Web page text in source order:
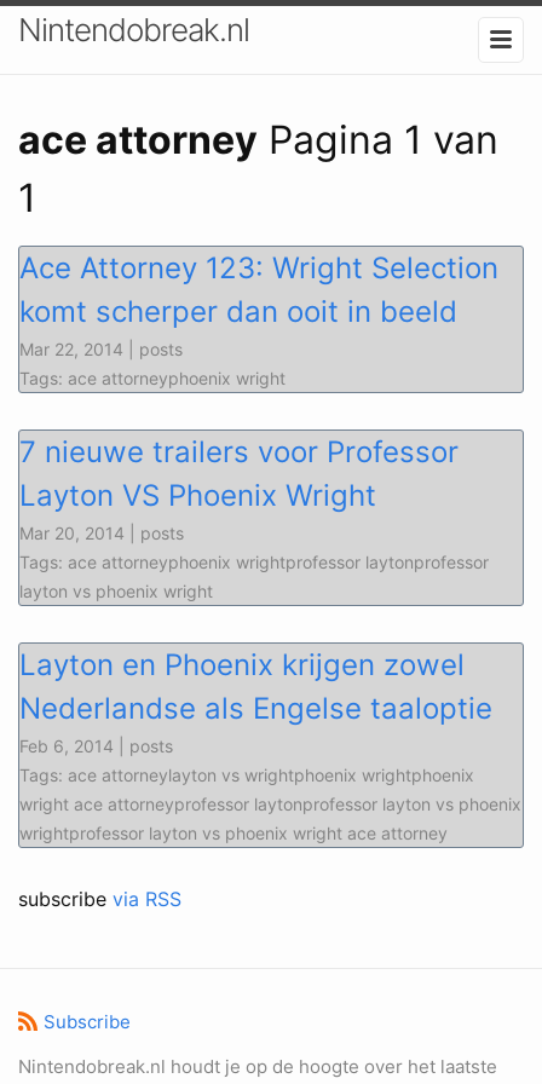
Nintendobreak.nl
ace attorney Pagina 1 van
1
Ace Attorney 123: Wright Selection
komt scherper dan ooit in beeld
Mar 22, 2014 | posts
Tags: ace attorneyphoenix wright
7 nieuwe trailers voor Professor
Layton VS Phoenix Wright
Mar 20, 2014 | posts
Tags: ace attorneyphoenix wrightprofessor laytonprofessor
layton vs phoenix wright
Layton en Phoenix krijgen zowel
Nederlandse als Engelse taaloptie
Feb 6, 2014 | posts
Tags: ace attorneylayton vs wrightphoenix wrightphoenix
wright ace attorneyprofessor laytonprofessor layton vs phoenix
wrightprofessor layton vs phoenix wright ace attorney
subscribe via RSS
Subscribe
Nintendobreak.nl houdt je op de hoogte over het laatste